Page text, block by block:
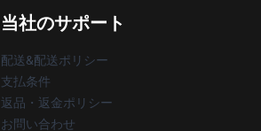
当社のサポート
配送&配送ポリシー
支払条件
返品・返金ポリシー
お問い合わせ